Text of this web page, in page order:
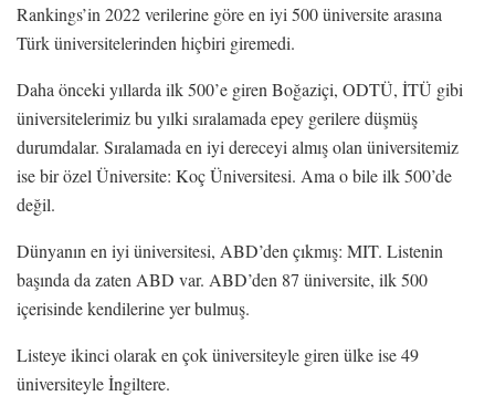
Rankings’in 2022 verilerine göre en iyi 500 üniversite arasına
Türk üniversitelerinden hiçbiri giremedi.
Daha önceki yıllarda ilk 500’e giren Boğaziçi, ODTÜ, İTÜ gibi
üniversitelerimiz bu yılki sıralamada epey gerilere düşmüş
durumdalar. Sıralamada en iyi dereceyi almış olan üniversitemiz
ise bir özel Üniversite: Koç Üniversitesi. Ama o bile ilk 500’de
değil.
Dünyanın en iyi üniversitesi, ABD’den çıkmış: MIT. Listenin
başında da zaten ABD var. ABD’den 87 üniversite, ilk 500
içerisinde kendilerine yer bulmuş.
Listeye ikinci olarak en çok üniversiteyle giren ülke ise 49
üniversiteyle İngiltere.